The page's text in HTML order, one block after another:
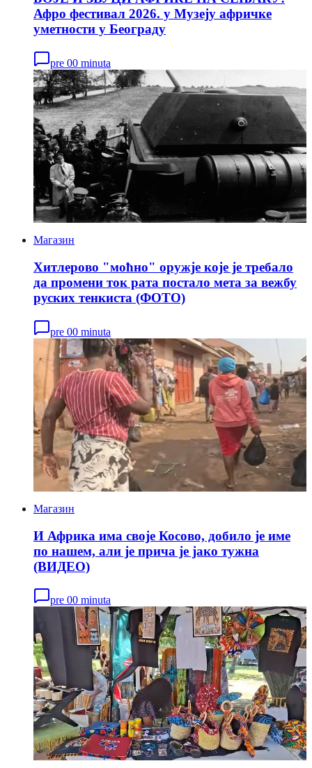
Афро фестивал 2026. у Музеју афричке
уметности у Београду
pre 00 minuta
Магазин
Хитлерово "моћно" оружје које је требало
да промени ток рата постало мета за вежбу
руских тенкиста (ФОТО)
pre 00 minuta
Магазин
И Африка има своје Косово, добило је име
по нашем, али је прича је јако тужна
(ВИДЕО)
pre 00 minuta